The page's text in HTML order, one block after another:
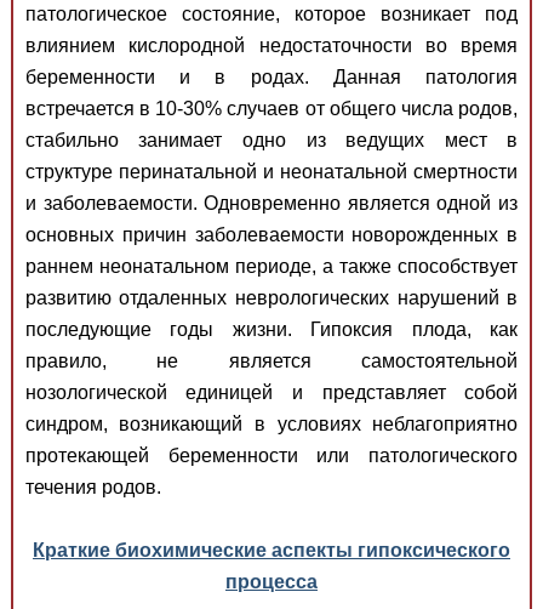
патологическое состояние, которое возникает под
влиянием кислородной недостаточности во время
беременности и в родах. Данная патология
встречается в 10-30% случаев от общего числа родов,
стабильно занимает одно из ведущих мест в
структуре перинатальной и неонатальной смертности
и заболеваемости. Одновременно является одной из
основных причин заболеваемости новорожденных в
раннем неонатальном периоде, а также способствует
развитию отдаленных неврологических нарушений в
последующие годы жизни. Гипоксия плода, как
правило, не является самостоятельной
нозологической единицей и представляет собой
синдром, возникающий в условиях неблагоприятно
протекающей беременности или патологического
течения родов.
Краткие биохимические аспекты гипоксического
процесса